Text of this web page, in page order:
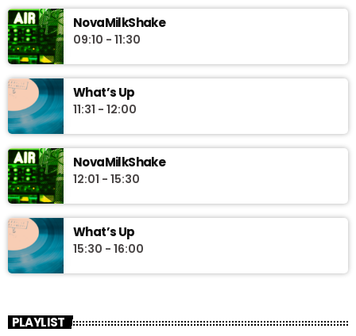
NovaMilkShake
09:10 - 11:30
What’s Up
11:31 - 12:00
NovaMilkShake
12:01 - 15:30
What’s Up
15:30 - 16:00
PLAYLIST